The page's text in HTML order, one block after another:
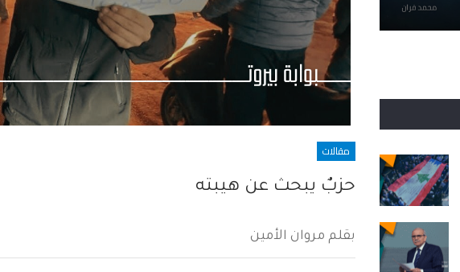
مقالات
حزبٌ يبحث عن هيبته
بقلم مروان الأمين